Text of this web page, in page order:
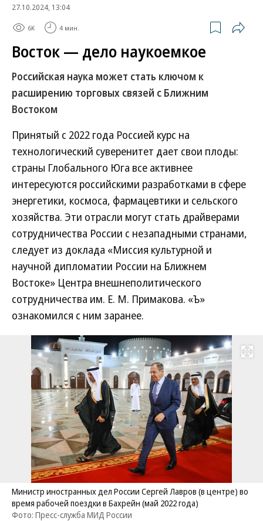
27.10.2024, 13:04
6K 4 мин.
Восток — дело наукоемкое
Российская наука может стать ключом к
расширению торговых связей с Ближним
Востоком
Принятый с 2022 года Россией курс на
технологический суверенитет дает свои плоды:
страны Глобального Юга все активнее
интересуются российскими разработками в сфере
энергетики, космоса, фармацевтики и сельского
хозяйства. Эти отрасли могут стать драйверами
сотрудничества России с незападными странами,
следует из доклада «Миссия культурной и
научной дипломатии России на Ближнем
Востоке» Центра внешнеполитического
сотрудничества им. Е. М. Примакова. «Ъ»
ознакомился с ним заранее.
Развернуть
Министр иностранных дел России Сергей Лавров (в центре) во
время рабочей поездки в Бахрейн (май 2022 года)
Фото: Пресс-служба МИД России